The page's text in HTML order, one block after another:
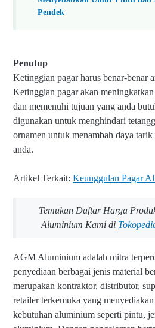
Pendek
Penutup
Ketinggian pagar harus benar-benar
Ketinggian pagar akan
dan memenuhi tujuan yang anda
digunakan untuk menghindari
ornamen untuk menambah daya
anda.
Artikel Terkait: Keunggulan Pagar
Temukan Daftar Harga
Aluminium Kami di
AGM Aluminium adalah mitra
penyediaan berbagai jenis material
merupakan kontraktor, distributor,
retailer terkemuka yang
kebutuhan aluminium seperti pintu,